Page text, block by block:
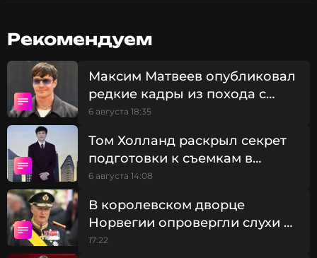
ФОТО: личный архив Димы Билана
Рекомендуем
Максим Матвеев опубликовал
редкие кадры из похода с
сыновьями
6 августа 18:35
Том Холланд раскрыл секрет
подготовки к съемкам в
джакузи для новой части
6 августа 14:08
В королевском дворце
Норвегии опровергли слухи о
госпитализации Харальда V
17:22